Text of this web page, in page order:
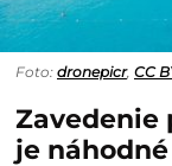
Foto: dronepicr, CC
Zavedenie
je náhodné